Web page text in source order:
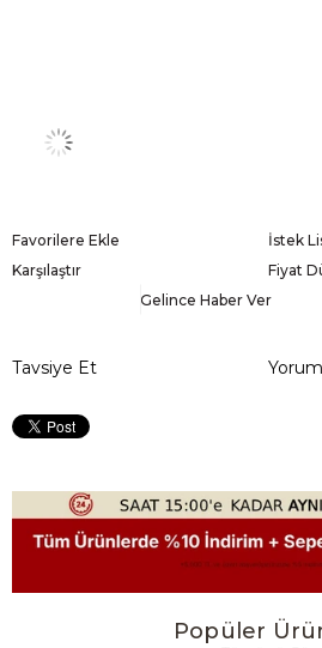
Favorilere Ekle
İstek
Karşılaştır
Fiyat
Gelince Haber Ver
Tavsiye Et
Popüler